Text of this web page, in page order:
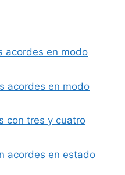
acordes en modo
acordes en modo
con tres y cuatro
acordes en estado